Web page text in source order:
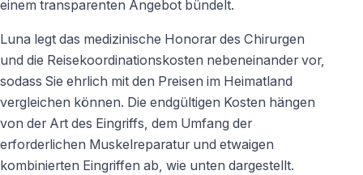
einem transparenten Angebot bündelt.
Luna legt das medizinische Honorar des Chirurgen
und die Reisekoordinationskosten nebeneinander vor,
sodass Sie ehrlich mit den Preisen im Heimatland
vergleichen können. Die endgültigen Kosten hängen
von der Art des Eingriffs, dem Umfang der
erforderlichen Muskelreparatur und etwaigen
kombinierten Eingriffen ab, wie unten dargestellt.